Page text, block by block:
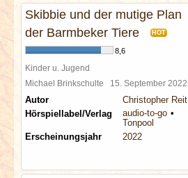
SPECIALS
REDAKTION
LINKS
ARCHIV
Skibbie und der mutige Plan
der Barmbeker Tiere
HOT
8,6
Kinder u. Jugend
Michael Brinkschulte 15. September 2022
Autor
Christopher Reit
Hörspiellabel/Verlag
audio-to-go
Tonpool
Erscheinungsjahr
2022